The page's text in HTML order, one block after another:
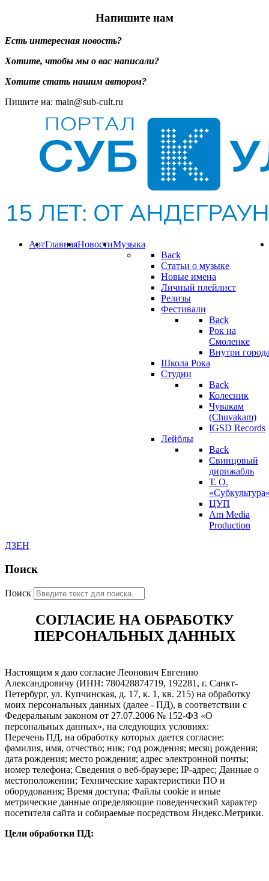
Напишите нам
Есть интересная новость?
Хотите, чтобы мы о вас написали?
Хотите стать нашим автором?
Пишите на: main@sub-cult.ru
Музыка
Back
Статьи о музыке
Новые имена
Личный плейлист
Релизы
Фестивали
Back
Рок на
Смоленке
Внутри
Школа Рока
Студии
Back
Колесник
Чувакам
(Chuvakam)
IGSD Records
Лейблы
Back
Свинцовый
дирижабль
Т. О.
ЦУП
Am Media
Production
Новости
Главная
Арт
ДЗЕН
Поиск
Поиск
СОГЛАСИЕ НА ОБРАБОТКУ
ПЕРСОНАЛЬНЫХ ДАННЫХ
Настоящим я даю согласие Леонович Евгению
Александровичу (ИНН: 780428874719, 192281, г. Санкт-
Петербург, ул. Купчинская, д. 17, к. 1, кв. 215) на обработку
моих персональных данных (далее - ПД), в соответствии с
Федеральным законом от 27.07.2006 № 152-ФЗ «О
персональных данных», на следующих условиях:
Перечень ПД, на обработку которых дается согласие:
фамилия, имя, отчество; ник; год рождения; месяц рождения;
дата рождения; место рождения; адрес электронной почты;
номер телефона; Сведения о веб-браузере; IP-адрес; Данные о
местоположении; Технические характеристики ПО и
оборудования; Время доступа; Файлы cookie и иные
метрические данные определяющие поведенческий характер
посетителя сайта и собираемые посредством Яндекс.Метрики.
Цели обработки ПД: